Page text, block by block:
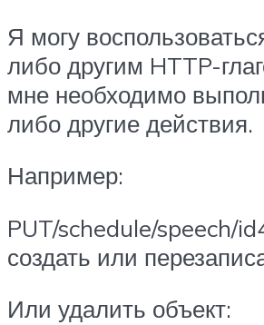
Я могу
либо другим HTTP-
мне необходимо
либо другие действия.
Например:
PUT/schedule/speech/
создать или
Или удалить объект: